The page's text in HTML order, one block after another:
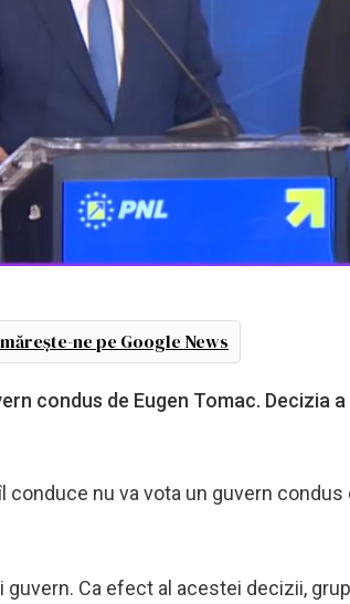
ne pe Google News
condus de Eugen Tomac. Decizia
nu va vota un guvern condus
Ca efect al acestei decizii,